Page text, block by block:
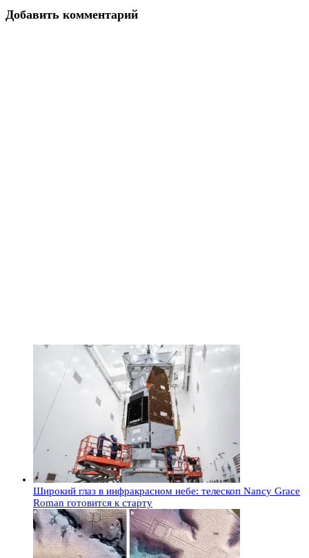
Добавить комментарий
Широкий глаз в инфракрасном небе: телескоп Nancy Grace
Roman готовится к старту